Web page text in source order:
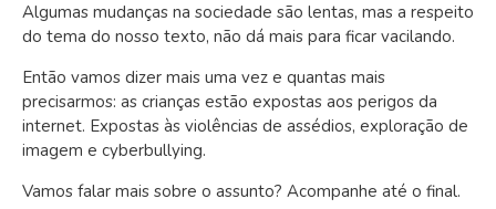
Algumas mudanças na sociedade são lentas, mas a respeito
do tema do nosso texto, não dá mais para ficar vacilando.
Então vamos dizer mais uma vez e quantas mais
precisarmos: as crianças estão expostas aos perigos da
internet. Expostas às violências de assédios, exploração de
imagem e cyberbullying.
Vamos falar mais sobre o assunto? Acompanhe até o final.